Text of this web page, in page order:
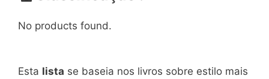
No products found.
Esta lista se baseia nos livros sobre estilo mais